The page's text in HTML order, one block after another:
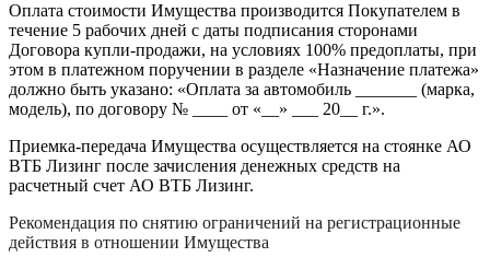
Оплата стоимости Имущества производится Покупателем в
течение 5 рабочих дней с даты подписания сторонами
Договора купли-продажи, на условиях 100% предоплаты, при
этом в платежном поручении в разделе «Назначение платежа»
должно быть указано: «Оплата за автомобиль _______ (марка,
модель), по договору № ____ от «__» ___ 20__ г.».
Приемка-передача Имущества осуществляется на стоянке АО
ВТБ Лизинг после зачисления денежных средств на
расчетный счет АО ВТБ Лизинг.
Рекомендация по снятию ограничений на регистрационные
действия в отношении Имущества